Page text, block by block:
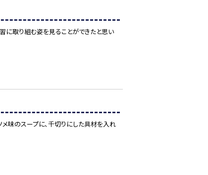
に取り組む姿を見ることができたと思い
メ味のスープに、千切りにした具材を入れ